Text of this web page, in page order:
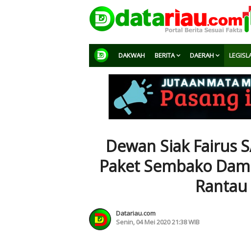
DAKWAH BERITA DAERAH
Dewan Siak Fairus
Paket Sembako
Datariau.com
Senin, 04 Mei 2020 21:38 WIB